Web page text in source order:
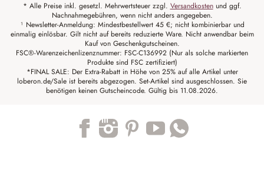
* Alle Preise inkl. gesetzl. Mehrwertsteuer zzgl. Versandkostenund ggf.
Nachnahmegebühren, wenn nicht anders angegeben.
¹ Newsletter-Anmeldung: Mindestbestellwert 45 €; nicht kombinierbar und
einmalig einlösbar. Gilt nicht auf bereits reduzierte Ware. Nicht anwendbar beim
Kauf von Geschenkgutscheinen.
FSC®-Warenzeichenlizenznummer: FSC-C136992 (Nur als solche markierten
Produkte sind FSC zertifiziert)
*FINAL SALE: Der Extra-Rabatt in Höhe von 25% auf alle Artikel unter
loberon.de/Sale ist bereits abgezogen. Set-Artikel sind ausgeschlossen. Sie
benötigen keinen Gutscheincode. Gültig bis 11.08.2026.